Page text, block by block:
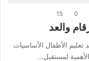
0
15
والعد
تعليم الأطفال الأساسيات
لمستقبل…